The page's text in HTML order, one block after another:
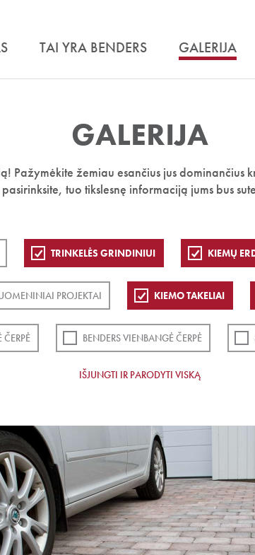
TAI YRA BENDERS GALERIJA
GALERIJA
Pažymėkite žemiau esančius jus dominančius
pasirinksite, tuo tikslesnę informaciją jums bus
TRINKELĖS GRINDINIUI KIEMŲ
PROJEKTAI KIEMO TAKELIAI
BENDERS VIENBANGĖ ČERPĖ
IŠJUNGTI IR PARODYTI VISKĄ